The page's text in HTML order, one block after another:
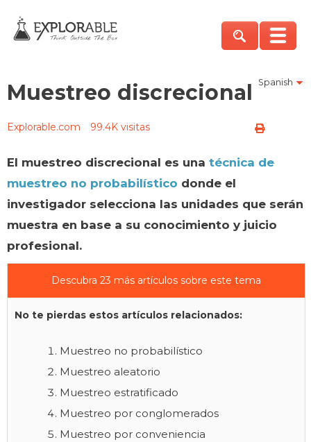
Spanish
Muestreo discrecional
Explorable.com 99.4K visitas
El muestreo discrecional es una técnica de
muestreo no probabilístico donde el
investigador selecciona las unidades que serán
muestra en base a su conocimiento y juicio
profesional.
Descubra 23 más artículos sobre este tema
No te pierdas estos artículos relacionados:
Muestreo no probabilístico
Muestreo aleatorio
Muestreo estratificado
Muestreo por conglomerados
Muestreo por conveniencia